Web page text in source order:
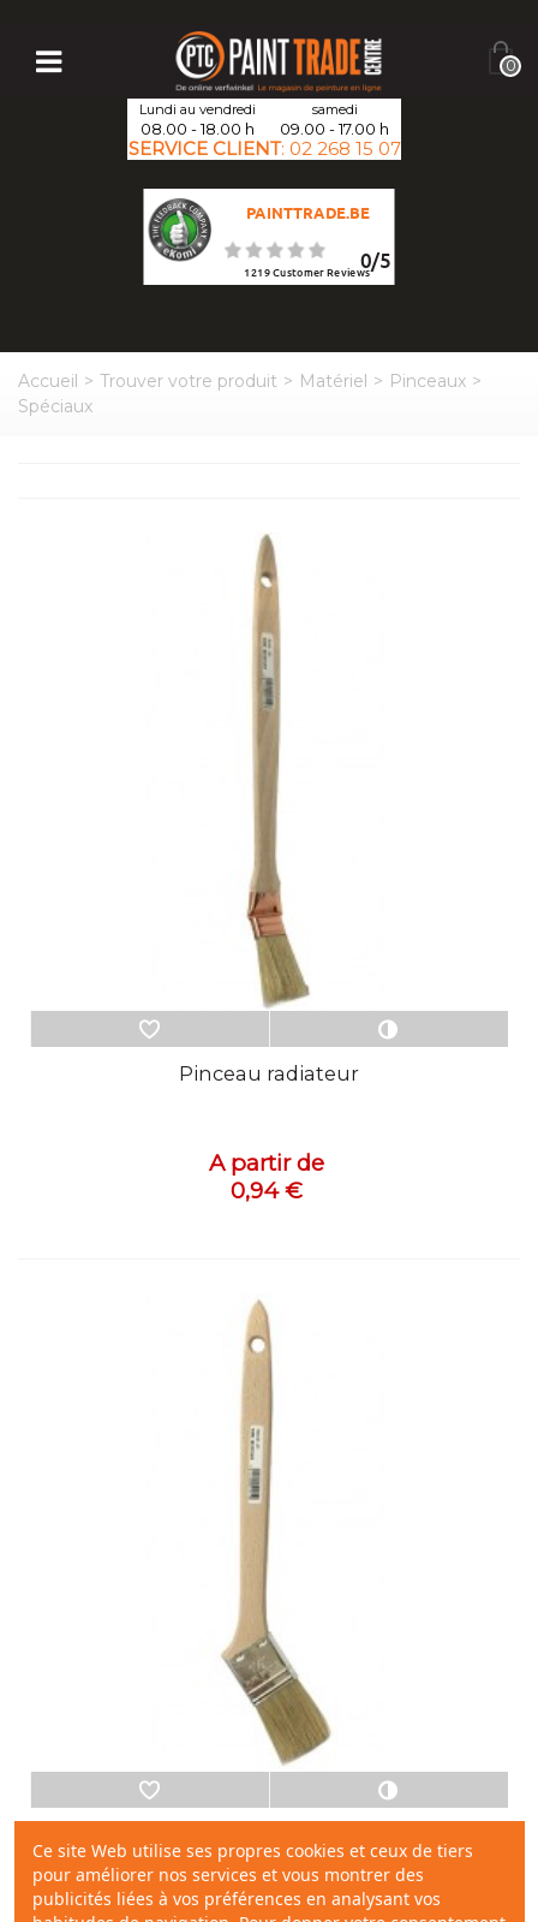
0
Lundi au vendredi
08.00 - 18.00 h
samedi
09.00 - 17.00 h
SERVICE CLIENT: 02 268 15 07
PAINTTRADE.BE
0/5
1219Customer Reviews
Accueil > Trouver votre produit > Matériel > Pinceaux >
Spéciaux
Pinceau radiateur
A partir de
0,94 €
Ce site Web utilise ses propres cookies et ceux de tiers
pour améliorer nos services et vous montrer des
publicités liées à vos préférences en analysant vos